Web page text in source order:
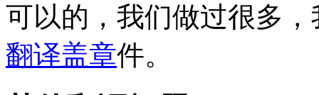
可以的，我们做过很多
翻译盖章件。